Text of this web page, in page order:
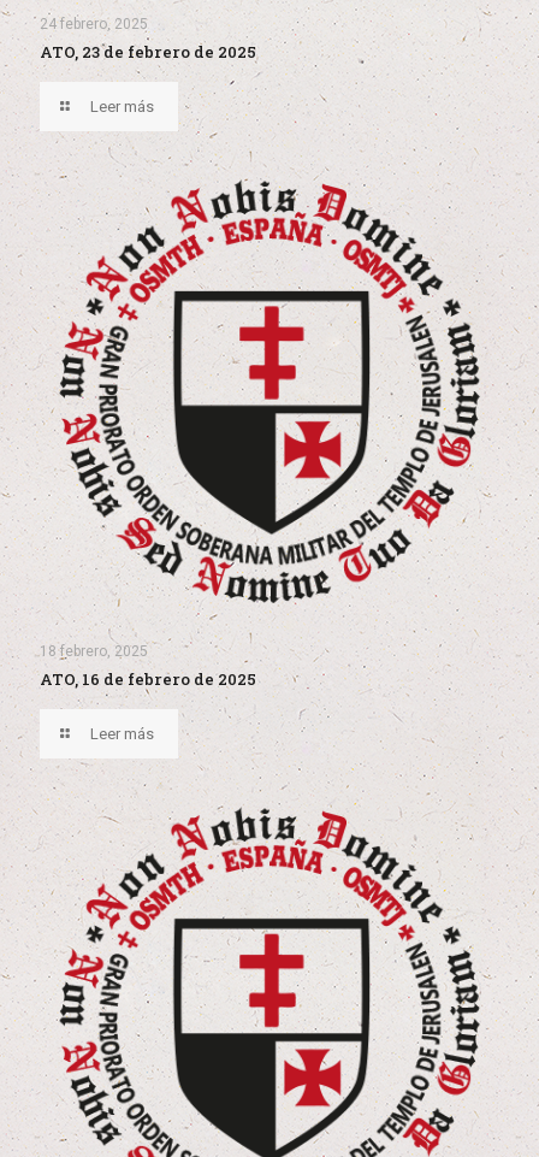
24 febrero, 2025
ATO, 23 de febrero de 2025
Leer más
18 febrero, 2025
ATO, 16 de febrero de 2025
Leer más